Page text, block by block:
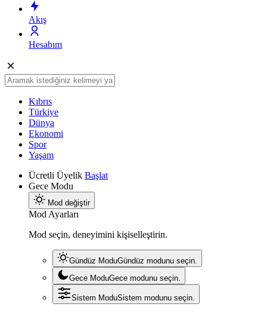
Akış
Hesabım
Kıbrıs
Türkiye
Dünya
Ekonomi
Spor
Yaşam
Ücretli Üyelik Başlat
Gece Modu
Mod değiştir
Mod Ayarları
Mod seçin, deneyimini kişiselleştirin.
Gündüz ModuGündüz modunu seçin.
Gece ModuGece modunu seçin.
Sistem ModuSistem modunu seçin.